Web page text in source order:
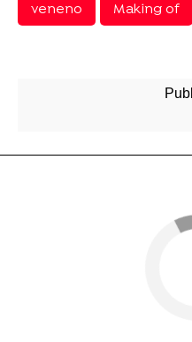
veneno
Making of